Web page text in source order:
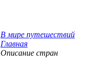
В мире путешествий
Главная
Описание стран